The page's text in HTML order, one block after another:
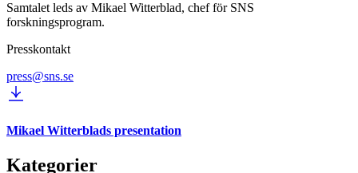
Samtalet leds av Mikael Witterblad, chef för SNS
forskningsprogram.
Presskontakt
press@sns.se
Mikael Witterblads presentation
Kategorier